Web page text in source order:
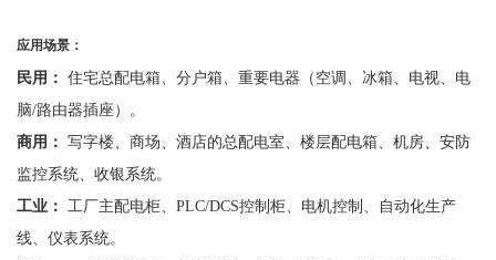
应用场景：
民用： 住宅总配电箱、分户箱、重要电器（空调、冰箱、电视、电
脑/路由器插座）。
商用： 写字楼、商场、酒店的总配电室、楼层配电箱、机房、安防
监控系统、 收银系统。
工业：
工厂主配电柜、 PLC/DCS控制柜、电机控制、自动化生产
线、仪表系统。